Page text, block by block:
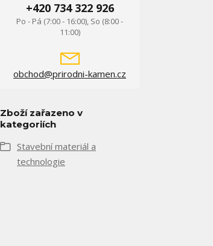
+420 734 322 926
Po - Pá (7:00 - 16:00), So (8:00 -
11:00)
obchod@prirodni-kamen.cz
Zboží zařazeno v
kategoriích
Stavební materiál a
technologie